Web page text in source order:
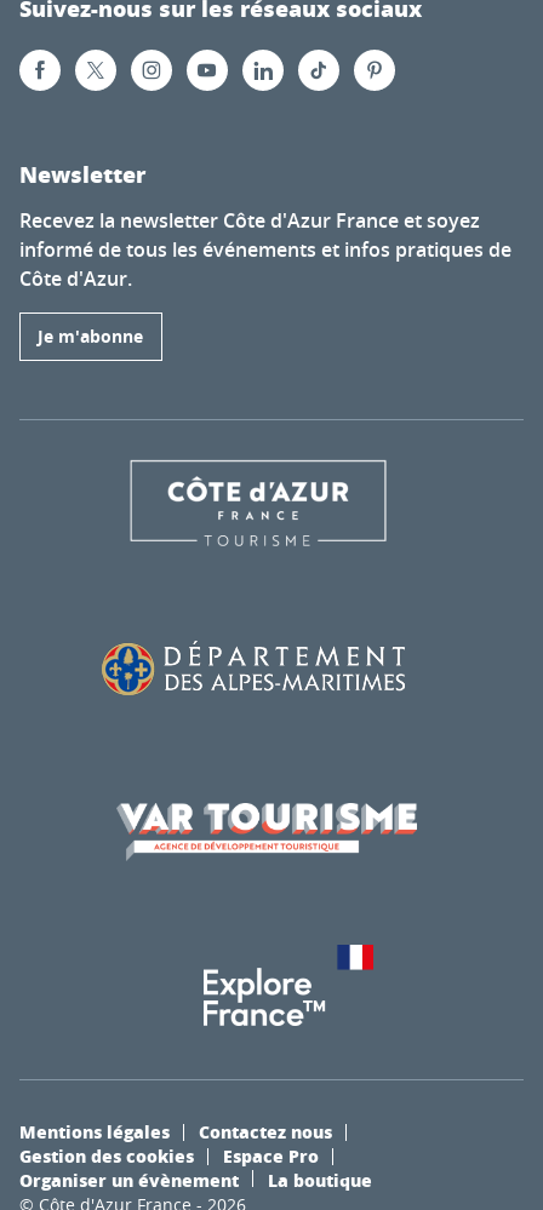
Suivez-nous sur les réseaux sociaux
Newsletter
Recevez la newsletter Côte d'Azur France et soyez
informé de tous les événements et infos pratiques de
Côte d'Azur.
Je m'abonne
© Côte d'Azur France - 2026
Mentions légales
Contactez nous
Gestion des cookies
Espace Pro
Organiser un évènement
La boutique